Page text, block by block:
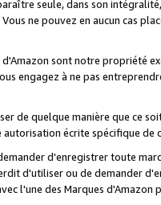
seule, dans son
ne pouvez en aucun cas
d'Amazon sont notre propriété
engagez à ne pas
de quelque manière que ce
autorisation écrite spécifique de
d'enregistrer toute
d'utiliser ou de demander
l'une des Marques